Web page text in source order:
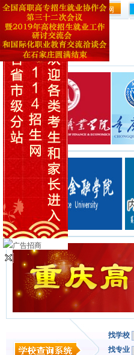
协作会官方网站 114就业网
找学校
找专业